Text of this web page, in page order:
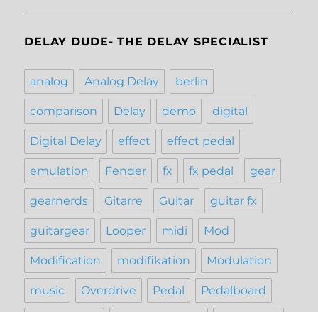
DELAY DUDE- THE DELAY SPECIALIST
analog Analog Delay berlin
comparison Delay demo digital
Digital Delay effect effect pedal
emulation Fender fx fx pedal gear
gearnerds Gitarre Guitar guitar fx
guitargear Looper midi Mod
Modification modifikation Modulation
music Overdrive Pedal Pedalboard